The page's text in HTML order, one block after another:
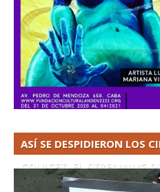
ASÍ SE DESPIDIERON LOS
CONICET. EL STREAMING